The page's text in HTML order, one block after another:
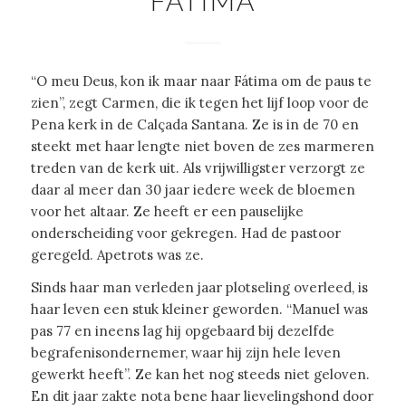
“O meu Deus, kon ik maar naar Fátima om de paus te
zien”, zegt Carmen, die ik tegen het lijf loop voor de
Pena kerk in de Calçada Santana. Ze is in de 70 en
steekt met haar lengte niet boven de zes marmeren
treden van de kerk uit. Als vrijwilligster verzorgt ze
daar al meer dan 30 jaar iedere week de bloemen
voor het altaar. Ze heeft er een pauselijke
onderscheiding voor gekregen. Had de pastoor
geregeld. Apetrots was ze.
Sinds haar man verleden jaar plotseling overleed, is
haar leven een stuk kleiner geworden. “Manuel was
pas 77 en ineens lag hij opgebaard bij dezelfde
begrafenisondernemer, waar hij zijn hele leven
gewerkt heeft”. Ze kan het nog steeds niet geloven.
En dit jaar zakte nota bene haar lievelingshond door